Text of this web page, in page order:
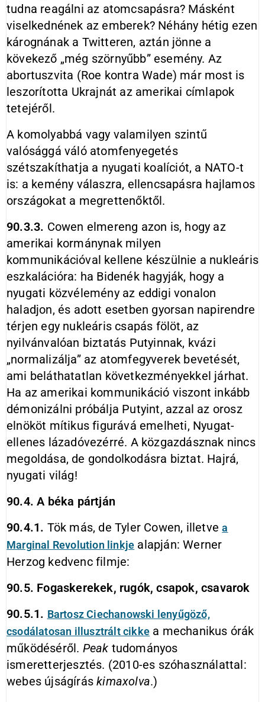
tudna reagálni az atomcsapásra? Másként
viselkednének az emberek? Néhány hétig ezen
kárognának a Twitteren, aztán jönne a
kövekező „még szörnyűbb” esemény. Az
abortuszvita (Roe kontra Wade) már most is
leszorította Ukrajnát az amerikai címlapok
tetejéről.
A komolyabbá vagy valamilyen szintű
valósággá váló atomfenyegetés
szétszakíthatja a nyugati koalíciót, a NATO-t
is: a kemény válaszra, ellencsapásra hajlamos
országokat a megrettenőktől.
90.3.3. Cowen elmereng azon is, hogy az
amerikai kormánynak milyen
kommunikációval kellene készülnie a nukleáris
eszkalációra: ha Bidenék hagyják, hogy a
nyugati közvélemény az eddigi vonalon
haladjon, és adott esetben gyorsan napirendre
térjen egy nukleáris csapás fölöt, az
nyilvánvalóan biztatás Putyinnak, kvázi
„normalizálja” az atomfegyverek bevetését,
ami beláthatatlan következményekkel járhat.
Ha az amerikai kommunikáció viszont inkább
démonizálni próbálja Putyint, azzal az orosz
elnököt mítikus figurává emelheti, Nyugat-
ellenes lázadóvezérré. A közgazdásznak nincs
megoldása, de gondolkodásra biztat. Hajrá,
nyugati világ!
90.4. A béka pártján
90.4.1. Tök más, de Tyler Cowen, illetvea
Marginal Revolution linkje alapján: Werner
Herzog kedvenc filmje:
90.5. Fogaskerekek, rugók, csapok, csavarok
90.5.1. BartoszCiechanowski lenyűgöző,
csodálatosan illusztrált cikke a mechanikus órák
működéséről. Peak tudományos
ismeretterjesztés. (2010-es szóhasználattal:
webes újságíráskimaxolva.)